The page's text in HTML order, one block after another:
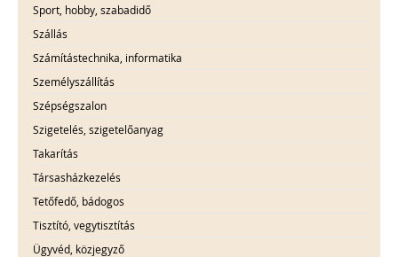
Sport, hobby, szabadidő
Szállás
Számítástechnika, informatika
Személyszállítás
Szépségszalon
Szigetelés, szigetelőanyag
Takarítás
Társasházkezelés
Tetőfedő, bádogos
Tisztító, vegytisztítás
Ügyvéd, közjegyző